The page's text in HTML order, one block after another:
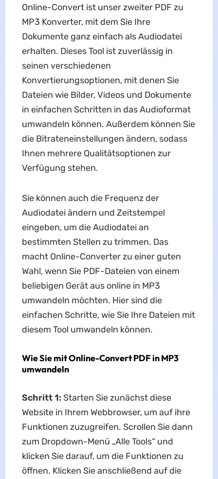
Online-Convert ist unser zweiter PDF zu
MP3 Konverter, mit dem Sie Ihre
Dokumente ganz einfach als Audiodatei
erhalten. Dieses Tool ist zuverlässig in
seinen verschiedenen
Konvertierungsoptionen, mit denen Sie
Dateien wie Bilder, Videos und Dokumente
in einfachen Schritten in das Audioformat
umwandeln können. Außerdem können Sie
die Bitrateneinstellungen ändern, sodass
Ihnen mehrere Qualitätsoptionen zur
Verfügung stehen.
Sie können auch die Frequenz der
Audiodatei ändern und Zeitstempel
eingeben, um die Audiodatei an
bestimmten Stellen zu trimmen. Das
macht Online-Converter zu einer guten
Wahl, wenn Sie PDF-Dateien von einem
beliebigen Gerät aus online in MP3
umwandeln möchten. Hier sind die
einfachen Schritte, wie Sie Ihre Dateien mit
diesem Tool umwandeln können.
Wie Sie mit Online-Convert PDF in MP3
umwandeln
Schritt 1: Starten Sie zunächst diese
Website in Ihrem Webbrowser, um auf ihre
Funktionen zuzugreifen. Scrollen Sie dann
zum Dropdown-Menü „Alle Tools“ und
klicken Sie darauf, um die Funktionen zu
öffnen. Klicken Sie anschließend auf die